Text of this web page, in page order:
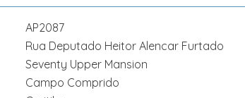
AP2087
Rua Deputado Heitor Alencar Furtado
Seventy Upper Mansion
Campo Comprido